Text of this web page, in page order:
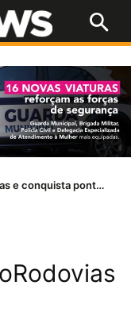
Flávio Bolsonaro publica carta ao pai após Moraes negar visita no Dia dos Pais